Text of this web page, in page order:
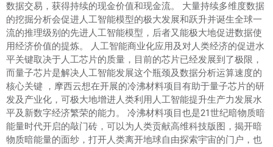
数据交易，获得持续的现金价值和现金流。 大量持续多维度数据
的挖掘分析会促进人工智能模型的极大发展和跃升并诞生全球一
流的推理级别的先进人工智能模型，后者又能极大地促进数据使
用经济价值的提炼。 人工智能商业化应用及对人类经济的促进水
平关键取决于人工芯片的质量，目前的芯片已经发展到了极限，
而量子芯片是解决人工智能发展这个瓶颈及数据分析运算速度的
核心关键 ，摩西云想在开展的冷沸材料项目有助于量子芯片的研
发及产业化，可极大地增进人类利用人工智能提升生产力发展水
平及新数字经济繁荣的能力。 冷沸材料项目也是21世纪暗物质暗
能量时代开启的敲门砖，可以为人类贡献高维科技版图，揭开暗
物质暗能量的面纱，打开人类离开地球自由探索宇宙的门户，也